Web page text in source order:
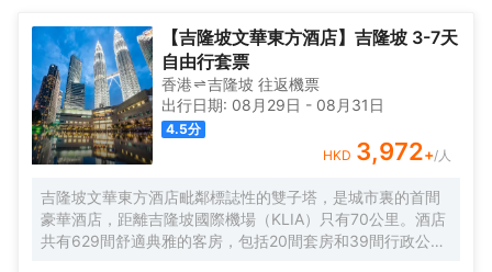
風機的客房浴室是不錯的選擇。對於顧客來説，可以在健身室享受
鍛鍊的樂趣。品質保證的禮賓服務，讓旅客真正體驗賓至如歸的享
受。 重要訊息：停車位-住客必須在大廳完成登記入住並獲得停車門
卡後，即可在酒店停車場享用免費停車。如果住客在辦理入住手續
之前或者沒有停車門卡就進入停車場，他們需要自行承擔停車費
用。<br>
調和衣櫃/衣櫥，滿足您入住需求的同時又能增添家的温馨感。 服務
人員會提前為您準備好電熱水壺和瓶裝水，以滿足旅客的飲水需
求。倘若您在忙碌的一天後想在自己的客房內放鬆，提供拖鞋和吹
風機的客房浴室是不錯的選擇。對於顧客來説，可以在健身室享受
鍛鍊的樂趣。品質保證的禮賓服務，讓旅客真正體驗賓至如歸的享
受。 重要訊息：停車位-住客必須在大廳完成登記入住並獲得停車門
卡後，即可在酒店停車場享用免費停車。如果住客在辦理入住手續
用。<br>
【吉隆坡文華東方酒店】吉隆坡 3-7天
自由行套票
香港 吉隆坡 往返機票
出行日期: 08月29日 - 08月31日
4.5分
HKD 3,972+/人
吉隆坡文華東方酒店毗鄰標誌性的雙子塔，是城市裏的首間
豪華酒店，距離吉隆坡國際機場（KLIA）只有70公里。酒店
共有629間舒適典雅的客房，包括20間套房和39間行政公